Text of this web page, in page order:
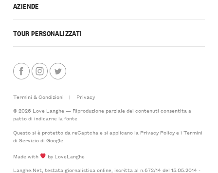
AZIENDE
TOUR PERSONALIZZATI
Termini & Condizioni |
Privacy
© 2026 Love Langhe — Riproduzione parziale dei contenuti consentita a
patto di indicarne la fonte
Questo si è protetto da reCaptcha e si applicano la Privacy Policye i Termini
di Serviziodi Google
Made with
by LoveLanghe
Langhe.Net, testata giornalistica online, iscritta al n.672/14 del 15.05.2014 -